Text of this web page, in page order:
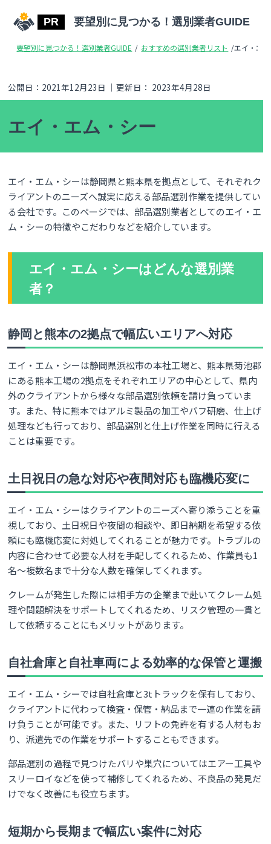
要望別に見つかる！選別業者GUIDE
要望別に見つかる！選別業者GUIDE / おすすめの選別業者リスト /エイ・エ
公開日： 2021年12月23日 ｜更新日： 2023年4月28日
エイ・エム・シー
エイ・エム・シーは静岡県と熊本県を拠点として、それぞれク
ライアントのニーズへ誠実に応える部品選別作業を提供してい
る会社です。このページでは、部品選別業者としてのエイ・エ
ム・シーの特徴やこだわりなどを紹介しています。
エイ・エム・シーはどんな選別業
者？
静岡と熊本の2拠点で幅広いエリアへ対応
エイ・エム・シーは静岡県浜松市の本社工場と、熊本県菊池郡
にある熊本工場の2拠点をそれぞれエリアの中心として、県内
外のクライアントから様々な部品選別依頼を請け負っていま
す。また、特に熊本ではアルミ製品の加工やバフ研磨、仕上げ
処理なども行っており、部品選別と仕上げ作業を同時に行える
ことは重要です。
土日祝日の急な対応や夜間対応も臨機応変に
エイ・エム・シーはクライアントのニーズへ寄り添うことを重
視しており、土日祝日や夜間の相談や、即日納期を希望する依
頼にも臨機応変に対処してくれることが魅力です。トラブルの
内容に合わせて必要な人材を手配してくれるため、作業員も1
名～複数名まで十分な人数を確保してくれます。
クレームが発生した際には相手方の企業まで赴いてクレーム処
理や問題解決をサポートしてくれるため、リスク管理の一貫と
して依頼することにもメリットがあります。
自社倉庫と自社車両による効率的な保管と運搬
エイ・エム・シーでは自社倉庫と3tトラックを保有しており、
クライアントに代わって検査・保管・納品まで一連の作業を請
け負うことが可能です。また、リフトの免許を有する人材もお
り、派遣先での作業をサポートすることもできます。
部品選別の過程で見つけたバリや巣穴についてはエアー工具や
スリーロイなどを使って補修してくれるため、不良品の発見だ
けでなく改善にも役立ちます。
短期から長期まで幅広い案件に対応